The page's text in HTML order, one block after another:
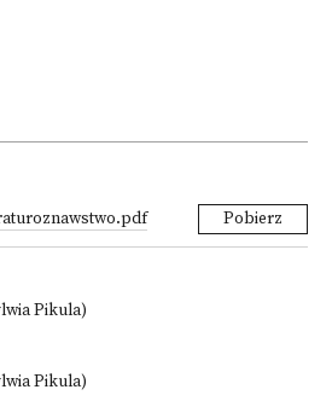
Pobierz
Pikula)
Pikula)